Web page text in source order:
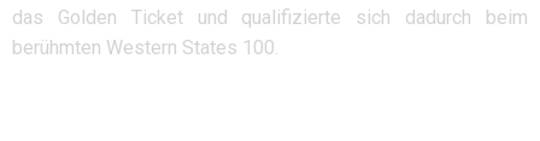
das Golden Ticket und qualifizierte sich dadurch beim
berühmten Western States 100.